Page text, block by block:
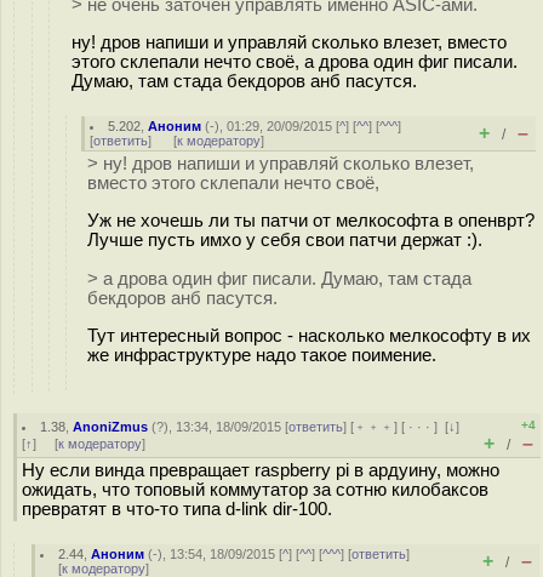
> не очень заточен управлять именно ASIC-ами.
ну! дров напиши и управляй сколько влезет, вместо
этого склепали нечто своё, а дрова один фиг писали.
Думаю, там стада бекдоров анб пасутся.
5.202 ,Аноним (-), 01:29, 20/09/2015 [^] [^^] [^^^]
[ответить] [к модератору] + / –
> ну! дров напиши и управляй сколько влезет,
вместо этого склепали нечто своё,
Уж не хочешь ли ты патчи от мелкософта в опенврт?
Лучше пусть имхо у себя свои патчи держат :).
> а дрова один фиг писали. Думаю, там стада
бекдоров анб пасутся.
Тут интересный вопрос - насколько мелкософту в их
же инфраструктуре надо такое поимение.
1.38 ,AnoniZmus (?), 13:34, 18/09/2015 [ответить] [ ﹢﹢﹢] [ · · ·][↓]
[↑] [к модератору]
+4
+ / –
Ну если винда превращает raspberry pi в ардуину, можно
ожидать, что топовый коммутатор за сотню килобаксов
превратят в что-то типа d-link dir-100.
2.44 ,Аноним (-), 13:54, 18/09/2015 [^] [^^] [^^^] [ответить]
[к модератору] + / –